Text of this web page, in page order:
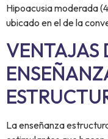
Hipoacusia moderada
ubicado en el de la
VENTAJAS
La enseñanza